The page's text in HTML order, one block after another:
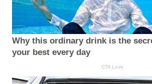
Why this ordinary drink is the
your best every day
CTA Love